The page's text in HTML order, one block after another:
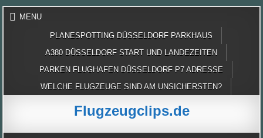
Skip
MENU
PLANESPOTTING DÜSSELDORF PARKHAUS
A380 DÜSSELDORF START UND LANDEZEITEN
PARKEN FLUGHAFEN DÜSSELDORF P7 ADRESSE
WELCHE FLUGZEUGE SIND AM UNSICHERSTEN?
Flugzeugclips.de